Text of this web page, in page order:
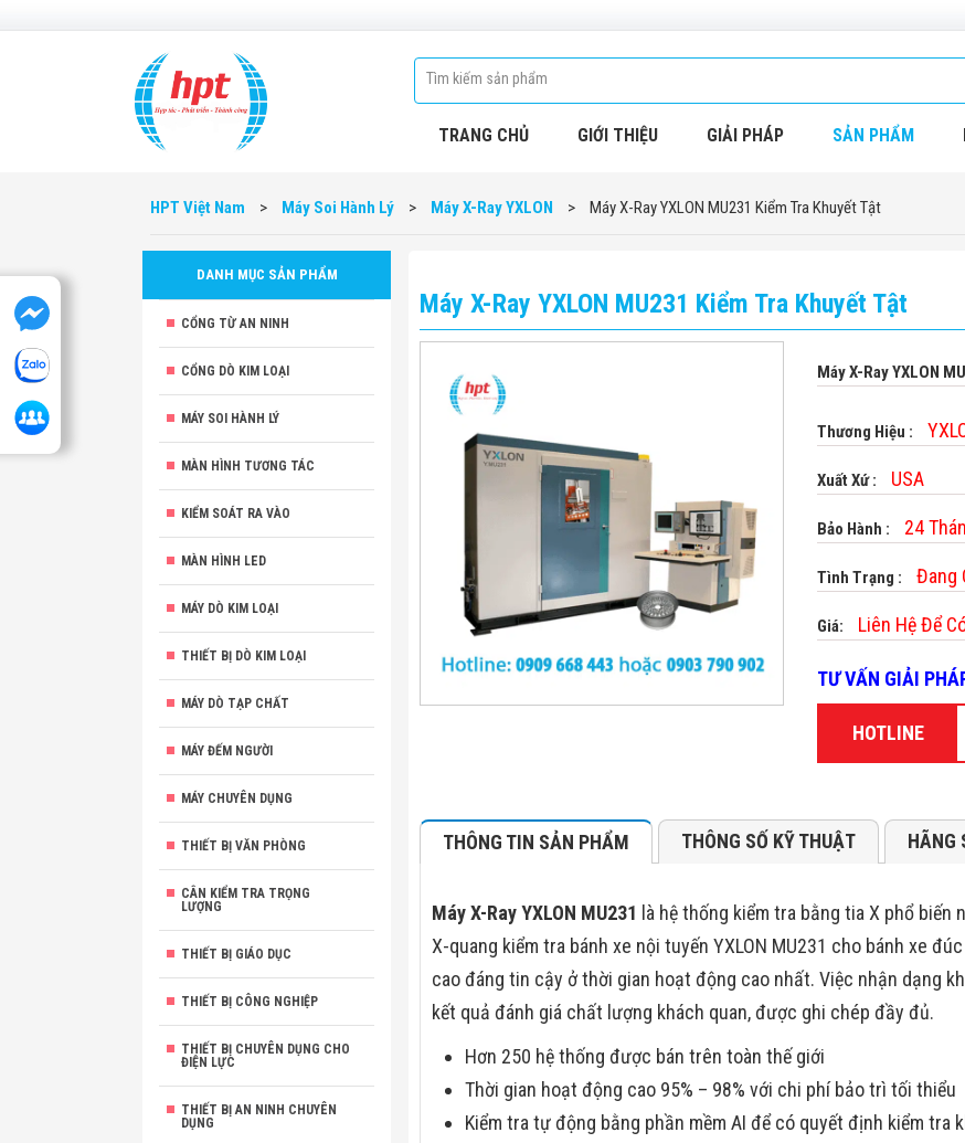
TRANG CHỦ GIỚI THIỆU GIẢI PHÁP SẢN PHẨM
HPT Việt Nam > Máy Soi Hành Lý > Máy X-Ray YXLON > Máy X-Ray YXLON MU231 Kiểm Tra Khuyết Tật
DANH MỤC SẢN PHẨM
CỔNG TỪ AN NINH
CỔNG DÒ KIM LOẠI
MÁY SOI HÀNH LÝ
MÀN HÌNH TƯƠNG TÁC
KIỂM SOÁT RA VÀO
MÀN HÌNH LED
MÁY DÒ KIM LOẠI
THIẾT BỊ DÒ KIM LOẠI
MÁY DÒ TẠP CHẤT
MÁY ĐẾM NGƯỜI
MÁY CHUYÊN DỤNG
THIẾT BỊ VĂN PHÒNG
CÂN KIỂM TRA TRỌNG
LƯỢNG
THIẾT BỊ GIÁO DỤC
THIẾT BỊ CÔNG NGHIỆP
THIẾT BỊ CHUYÊN DỤNG CHO
ĐIỆN LỰC
THIẾT BỊ AN NINH CHUYÊN
DỤNG
Máy X-Ray YXLON MU231 Kiểm Tra Khuyết Tật
Máy X-Ray YXLON
Thương Hiệu :
Xuất Xứ : USA
Bảo Hành : 24
Tình Trạng : Đang
Giá: Liên Hệ Để
TƯ VẤN GIẢI
HOTLINE
THÔNG TIN SẢN PHẨM THÔNG SỐ KỸ THUẬT HÃNG
Máy X-Ray YXLON MU231 là hệ thống kiểm tra bằng tia X phổ
X-quang kiểm tra bánh xe nội tuyến YXLON MU231 cho bánh xe
cao đáng tin cậy ở thời gian hoạt động cao nhất. Việc nhận dạng
kết quả đánh giá chất lượng khách quan, được ghi chép đầy đủ.
Hơn 250 hệ thống được bán trên toàn thế giới
Thời gian hoạt động cao 95% – 98% với chi phí bảo trì tối thiểu
Kiểm tra tự động bằng phần mềm AI để có quyết định kiểm